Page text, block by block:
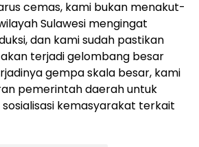
cemas, kami bukan menakut-
Sulawesi mengingat
dan kami sudah pastikan
terjadi gelombang besar
gempa skala besar, kami
pemerintah daerah untuk
kemasyarakat terkait